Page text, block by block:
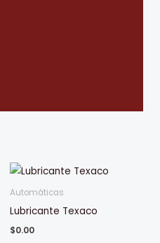
Automáticas
Lubricante Texaco
$0.00